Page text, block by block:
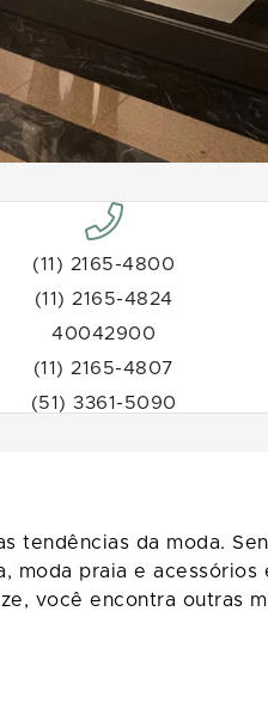
(11) 2165-4800
(11) 2165-4824
40042900
(11) 2165-4807
(51) 3361-5090
tendências da moda.
praia e acessórios
você encontra outras